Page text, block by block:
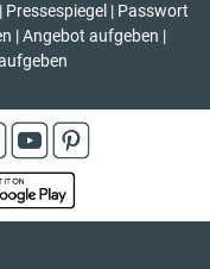
| Pressespiegel | Passwort
| Angebot aufgeben |